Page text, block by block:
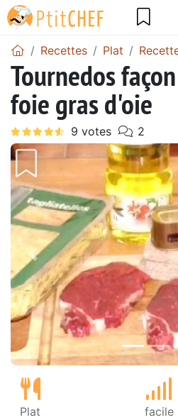
Recettes Plat
Tournedos
foie gras d'oie
Précédent
Plat facile